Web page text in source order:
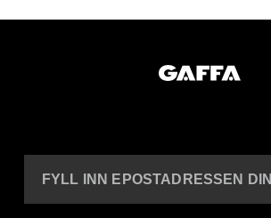
FYLL INN EPOSTADRESSEN DIN